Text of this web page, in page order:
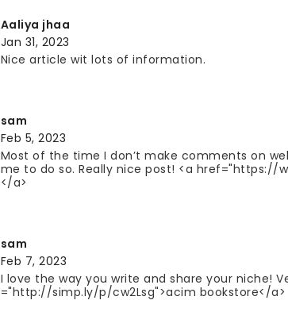
Aaliya jhaa
Jan 31, 2023
Nice article wit lots of information.
sam
Feb 5, 2023
Most of the time I don’t make comments on
me to do so. Really nice post! <a href="https://
</a>
sam
Feb 7, 2023
I love the way you write and share your niche!
="http://simp.ly/p/cw2Lsg">acim bookstore</a>